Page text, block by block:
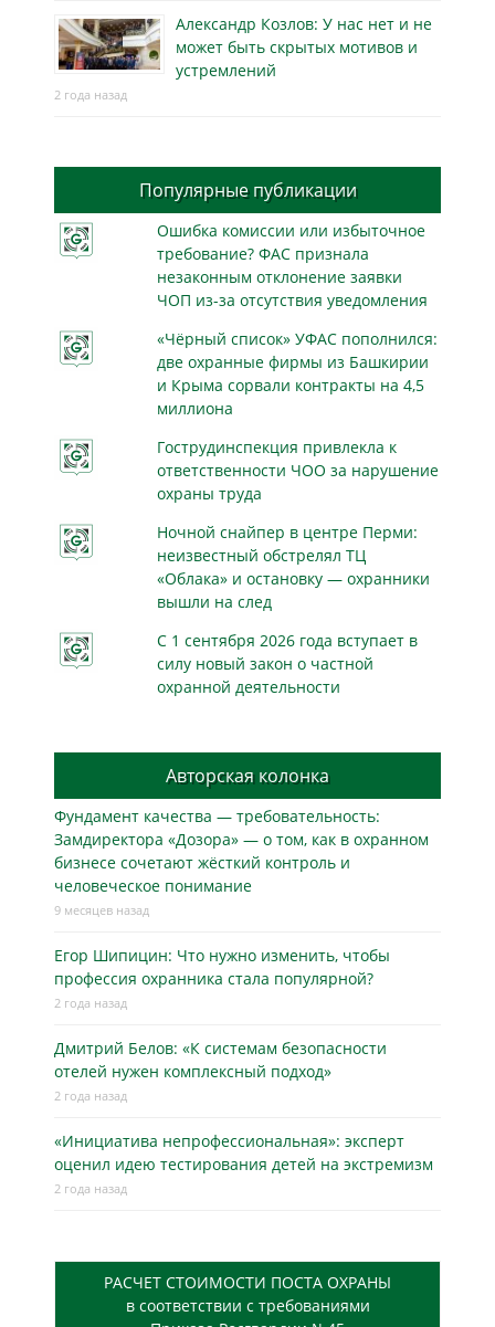
Александр Козлов: У нас нет и не
может быть скрытых мотивов и
устремлений
2 года назад
Популярные публикации
Ошибка комиссии или избыточное
требование? ФАС признала
незаконным отклонение заявки
ЧОП из-за отсутствия уведомления
«Чёрный список» УФАС пополнился:
две охранные фирмы из Башкирии
и Крыма сорвали контракты на 4,5
миллиона
Гострудинспекция привлекла к
ответственности ЧОО за нарушение
охраны труда
Ночной снайпер в центре Перми:
неизвестный обстрелял ТЦ
«Облака» и остановку — охранники
вышли на след
С 1 сентября 2026 года вступает в
силу новый закон о частной
охранной деятельности
Авторская колонка
Фундамент качества — требовательность:
Замдиректора «Дозора» — о том, как в охранном
бизнесe сочетают жёсткий контроль и
человеческое понимание
9 месяцев назад
Егор Шипицин: Что нужно изменить, чтобы
профессия охранника стала популярной?
2 года назад
Дмитрий Белов: «К системам безопасности
отелей нужен комплексный подход»
2 года назад
«Инициатива непрофессиональная»: эксперт
оценил идею тестирования детей на экстремизм
2 года назад
РАСЧЕТ СТОИМОСТИ ПОСТА ОХРАНЫ
в соответствии с требованиями